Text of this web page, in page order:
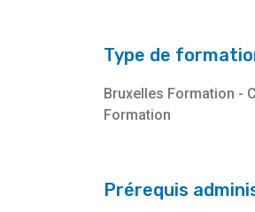
Type de
Bruxelles Formation -
Formation
Prérequis